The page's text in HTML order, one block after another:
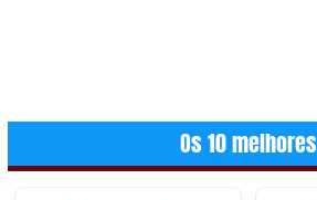
Os 10 melhores